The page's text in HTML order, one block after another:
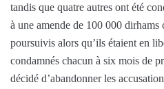
tandis que quatre autres ont été
à une amende de 100 000 dirhams
poursuivis alors qu’ils étaient en
condamnés chacun à six mois de
décidé d’abandonner les